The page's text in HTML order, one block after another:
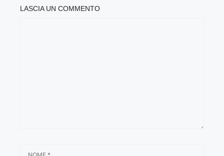
LASCIA UN COMMENTO